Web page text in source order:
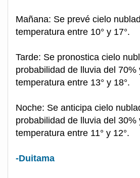
Mañana: Se prevé cielo
temperatura entre 10° y 17°.
Tarde: Se pronostica cielo
probabilidad de lluvia del 70%
temperatura entre 13° y 18°.
Noche: Se anticipa cielo
probabilidad de lluvia del 30%
temperatura entre 11° y 12°.
-Duitama